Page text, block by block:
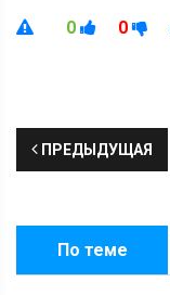
0 0
ПРЕДЫДУЩАЯ
По теме